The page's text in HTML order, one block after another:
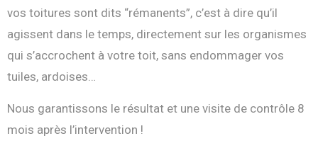
vos toitures sont dits “rémanents”, c’est à dire qu’il
agissent dans le temps, directement sur les organismes
qui s’accrochent à votre toit, sans endommager vos
tuiles, ardoises…
Nous garantissons le résultat et une visite de contrôle 8
mois après l’intervention !